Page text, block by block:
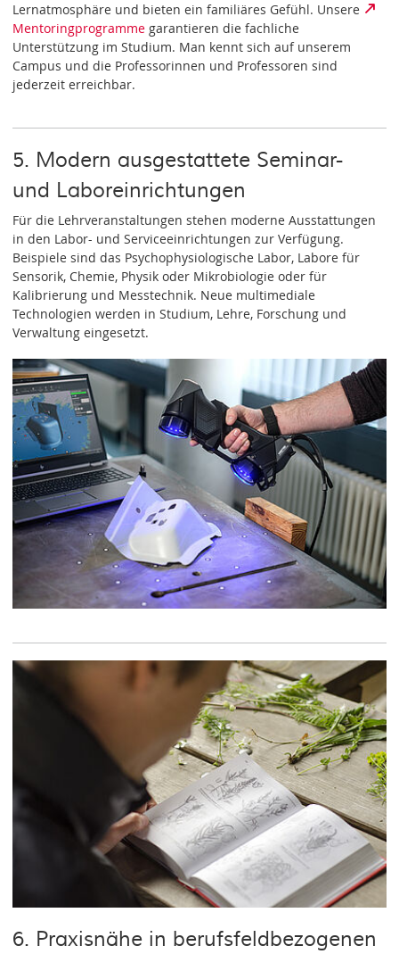
Lernatmosphäre und bieten ein familiäres Gefühl. Unsere
Mentoringprogramme garantieren die fachliche
Unterstützung im Studium. Man kennt sich auf unserem
Campus und die Professorinnen und Professoren sind
jederzeit erreichbar.
5. Modern ausgestattete Seminar-
und Laboreinrichtungen
Für die Lehrveranstaltungen stehen moderne Ausstattungen
in den Labor- und Serviceeinrichtungen zur Verfügung.
Beispiele sind das Psychophysiologische Labor, Labore für
Sensorik, Chemie, Physik oder Mikrobiologie oder für
Kalibrierung und Messtechnik. Neue multimediale
Technologien werden in Studium, Lehre, Forschung und
Verwaltung eingesetzt.
6. Praxisnähe in berufsfeldbezogenen